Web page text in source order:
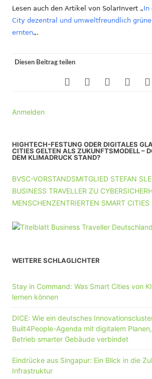
Lesen auch den Artikel von SolarInvert „In
City dezentral und umweltfreundlich
ernten„.
Diesen Beitrag teilen
Anmelden
HIGHTECH-FESTUNG ODER DIGITALES
CITIES GELTEN ALS ZUKUNFTSMODELL –
DEM KLIMADRUCK STAND?
BVSC-VORSTANDSMITGLIED STEFAN
BUSINESS TRAVELLER ZU
MENSCHENZENTRIERTEN SMART CITIES
WEITERE SCHLAGLICHTER
Stay in Command: Was Smart Cities von
lernen können
DICE: Wie ein deutsches
Built4People-Agenda mit digitalem
Betrieb smarter Gebäude verbindet
Eindrücke aus Singapur: Ein Blick in die
Infrastruktur